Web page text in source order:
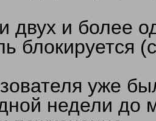
двух и более
блокируется
уже
недели до